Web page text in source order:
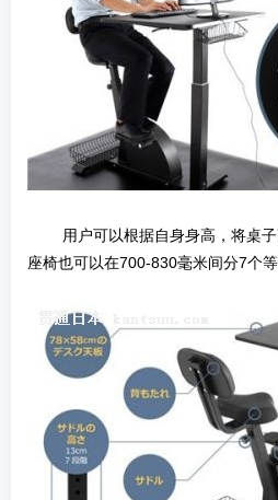
用户可以根据自身身高，将桌
座椅也可以在700-830毫米间分7个